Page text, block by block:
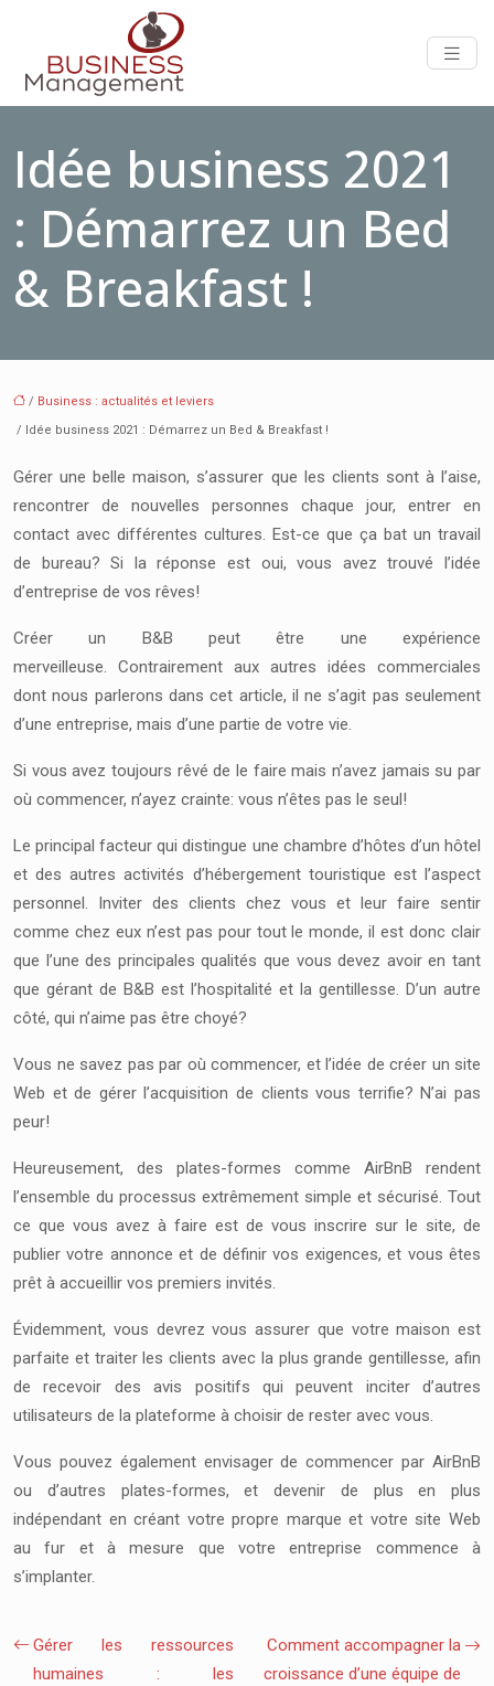
Idée business 2021
: Démarrez un Bed
& Breakfast !
/ Business : actualités et leviers
/ Idée business 2021 : Démarrez un Bed & Breakfast !
Gérer une belle maison, s’assurer que les clients sont à l’aise,
rencontrer de nouvelles personnes chaque jour, entrer en
contact avec différentes cultures. Est-ce que ça bat un travail
de bureau? Si la réponse est oui, vous avez trouvé l’idée
d’entreprise de vos rêves!
Créer un B&B peut être une expérience
merveilleuse. Contrairement aux autres idées commerciales
dont nous parlerons dans cet article, il ne s’agit pas seulement
d’une entreprise, mais d’une partie de votre vie.
Si vous avez toujours rêvé de le faire mais n’avez jamais su par
où commencer, n’ayez crainte: vous n’êtes pas le seul!
Le principal facteur qui distingue une chambre d’hôtes d’un hôtel
et des autres activités d’hébergement touristique est l’aspect
personnel. Inviter des clients chez vous et leur faire sentir
comme chez eux n’est pas pour tout le monde, il est donc clair
que l’une des principales qualités que vous devez avoir en tant
que gérant de B&B est l’hospitalité et la gentillesse. D’un autre
côté, qui n’aime pas être choyé?
Vous ne savez pas par où commencer, et l’idée de créer un site
Web et de gérer l’acquisition de clients vous terrifie? N’ai pas
peur!
Heureusement, des plates-formes comme AirBnB rendent
l’ensemble du processus extrêmement simple et sécurisé. Tout
ce que vous avez à faire est de vous inscrire sur le site, de
publier votre annonce et de définir vos exigences, et vous êtes
prêt à accueillir vos premiers invités.
Évidemment, vous devrez vous assurer que votre maison est
parfaite et traiter les clients avec la plus grande gentillesse, afin
de recevoir des avis positifs qui peuvent inciter d’autres
utilisateurs de la plateforme à choisir de rester avec vous.
Vous pouvez également envisager de commencer par AirBnB
ou d’autres plates-formes, et devenir de plus en plus
indépendant en créant votre propre marque et votre site Web
au fur et à mesure que votre entreprise commence à
s’implanter.
Gérer les ressources
humaines : les
Comment accompagner la
croissance d’une équipe de